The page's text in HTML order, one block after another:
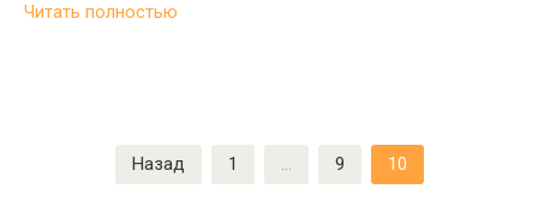
Читать полностью
Назад 1 … 9 10